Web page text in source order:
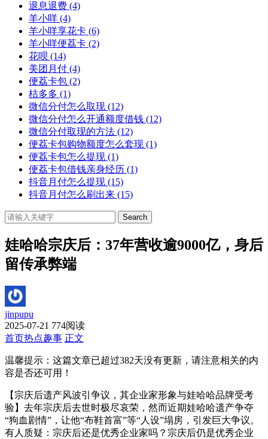
退息退费 (4)
羊小咩 (4)
羊小咩享花卡 (6)
羊小咩便荔卡 (2)
花呗 (14)
美团月付 (4)
便荔卡包 (2)
桔多多 (1)
微信分付怎么取现 (12)
微信分付怎么开通额度借钱 (12)
微信分付取现的方法 (12)
便荔卡包购物额度怎么套现 (1)
便荔卡包怎么提现 (1)
便荔卡包借钱亲身经历 (1)
抖音月付怎么提现 (15)
抖音月付怎么刷出来 (15)
Search
娃哈哈宗庆后：37年营收逾9000亿，身后
留传承弊端
jinpupu
2025-07-21 774阅读
首页热点趣事 正文
温馨提示：这篇文章已超过382天没有更新，请注意相关的内
容是否还可用！
【宗庆后遗产风波引争议，其企业家形象与娃哈哈品牌受考
验】去年宗庆后去世时极尽哀荣，然而近期娃哈哈遗产争夺
“狗血剧情”，让他“布鞋首富”等“人设”塌房，引发巨大争议。
有人质疑：宗庆后还是优秀企业家吗？宗庆后仍是优秀企业